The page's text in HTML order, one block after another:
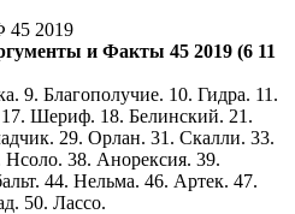
и Факты 45 2019 (6 11
9. Благополучие. 10. Гидра. 11.
Шериф. 18. Белинский. 21.
29. Орлан. 31. Скалли. 33.
Нсоло. 38. Анорексия. 39.
44. Нельма. 46. Артек. 47.
50. Лассо.